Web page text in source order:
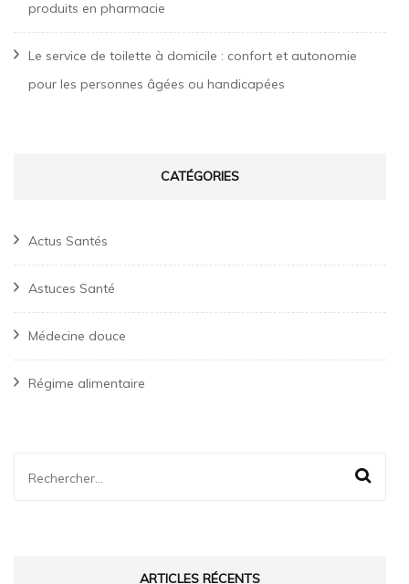
produits en pharmacie
Le service de toilette à domicile : confort et autonomie
pour les personnes âgées ou handicapées
CATÉGORIES
Actus Santés
Astuces Santé
Médecine douce
Régime alimentaire
Rechercher :
ARTICLES RÉCENTS